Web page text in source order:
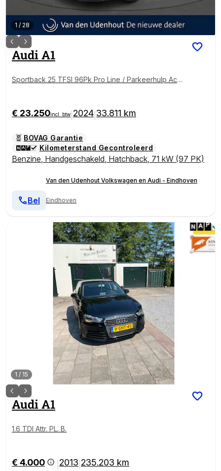
1 / 28
AudiA1
Sportback 25 TFSI 96Pk Pro Line / Parkeerhulp Acht
€ 23.250incl. btw 2024 33.811 km
BOVAG Garantie
Kilometerstand Gecontroleerd
Benzine, Handgeschakeld, Hatchback, 71 kW (97 PK)
Van den Udenhout Volkswagen en Audi - Eindhoven
Eindhoven
Bel
1 / 15
AudiA1
1.6 TDI Attr. PL. B.
€ 4.000 2013 235.203 km